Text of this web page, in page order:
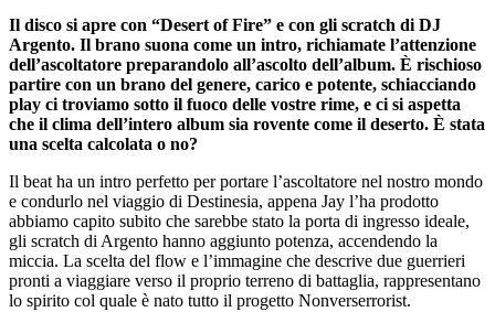
Il disco si apre con “Desert of Fire” e con gli scratch di DJ
Argento. Il brano suona come un intro, richiamate l’attenzione
dell’ascoltatore preparandolo all’ascolto dell’album. È rischioso
partire con un brano del genere, carico e potente, schiacciando
play ci troviamo sotto il fuoco delle vostre rime, e ci si aspetta
che il clima dell’intero album sia rovente come il deserto. È stata
una scelta calcolata o no?
Il beat ha un intro perfetto per portare l’ascoltatore nel nostro mondo
e condurlo nel viaggio di Destinesia, appena Jay l’ha prodotto
abbiamo capito subito che sarebbe stato la porta di ingresso ideale,
gli scratch di Argento hanno aggiunto potenza, accendendo la
miccia. La scelta del flow e l’immagine che descrive due guerrieri
pronti a viaggiare verso il proprio terreno di battaglia, rappresentano
lo spirito col quale è nato tutto il progetto Nonverserrorist.